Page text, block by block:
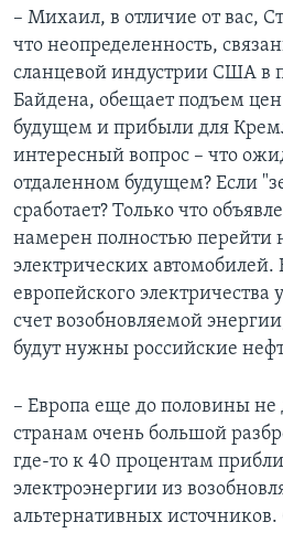
– Михаил, в отличие от вас,
что неопределенность,
сланцевой индустрии США в
Байдена, обещает подъем
будущем и прибыли для
интересный вопрос – что
отдаленном будущем? Если
сработает? Только что
намерен полностью перейти
электрических
европейского электричества
счет возобновляемой
будут нужны российские
– Европа еще до половины
странам очень большой
где-то к 40 процентам
электроэнергии из
альтернативных